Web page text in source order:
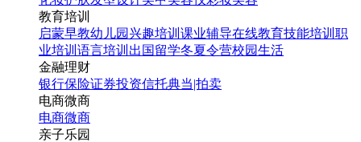
教育培训
启蒙早教幼儿园 兴趣培训 课业辅导在线教育技能培训 职
业培训 语言培训 出国留学冬夏令营校园生活
金融理财
银行保险证券投资信托典当|拍卖
电商微商
电商微商
亲子乐园